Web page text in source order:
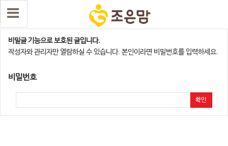
평택지사
비밀글 기능으로 보호된 글입니다.
작성자와 관리자만 열람하실 수 있습니다. 본인이라면 비밀번호를 입력하세요.
비밀번호
확인